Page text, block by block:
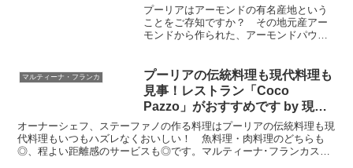
プーリアはアーモンドの有名産地という
ことをご存知ですか？ その地元産アー
モンドから作られた、アーモンドパウダ
す。ご滞在中のおやつに・イタリア版朝
食に（イタリアでは朝食に甘いものを食
べる習慣があります）・崩れにくく、日
持ちもするのでお土産にもおすすめです
よ！おいしいお菓子とエスプレッソを頬
ばりながら、イタリア人の生活に欠かせ
ないバール・町の人々から愛されている
バールの雰囲気もお楽しみ下さい。
マルティーナ・フランカ
プーリアの伝統料理も現代料理も
見事！レストラン「Coco
Pazzo」がおすすめです by 現地
在住者
オーナーシェフ、ステーファノの作る料理はプーリアの伝統料理も現
代料理もいつもハズレなくおいしい！ 魚料理・肉料理のどちらも
◎、程よい距離感のサービスも◎です。マルティーナ･フランカスタ